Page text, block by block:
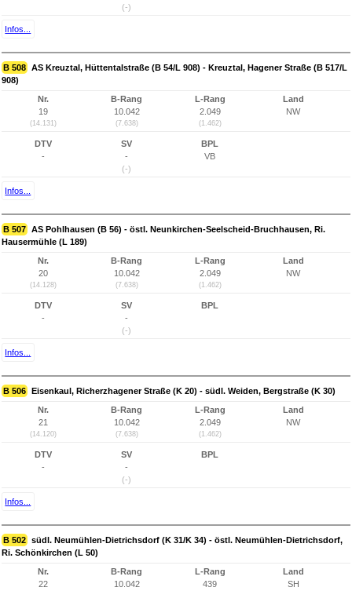
(-)
Infos...
B 508 AS Kreuztal, Hüttentalstraße (B 54/L 908) - Kreuztal, Hagener Straße (B 517/L
908)
Nr.
19
(14.131)
B-Rang
10.042
(7.638)
L-Rang
2.049
(1.462)
Land
NW
DTV
-
SV
-
(-)
BPL
VB
Infos...
B 507 AS Pohlhausen (B 56) - östl. Neunkirchen-Seelscheid-Bruchhausen, Ri.
Hausermühle (L 189)
Nr.
20
(14.128)
B-Rang
10.042
(7.638)
L-Rang
2.049
(1.462)
Land
NW
DTV
-
SV
-
(-)
BPL
Infos...
B 506 Eisenkaul, Richerzhagener Straße (K 20) - südl. Weiden, Bergstraße (K 30)
Nr.
21
(14.120)
B-Rang
10.042
(7.638)
L-Rang
2.049
(1.462)
Land
NW
DTV
-
SV
-
(-)
BPL
Infos...
B 502 südl. Neumühlen-Dietrichsdorf (K 31/K 34) - östl. Neumühlen-Dietrichsdorf,
Ri. Schönkirchen (L 50)
Nr.
22
B-Rang
10.042
L-Rang
439
Land
SH